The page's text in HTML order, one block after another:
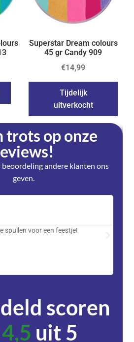
Superstar Dream colours
45 gr Candy 909
€14,99
Tijdelijk
uitverkocht
trots op onze
beoordeling andere klanten ons
geven.
spullen voor een feestje!
scoren
4,5 uit 5